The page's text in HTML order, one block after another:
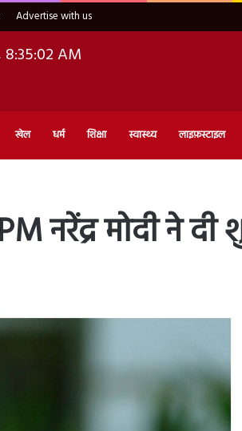
Advertise with us
AM
खेल धर्म शिक्षा स्वास्थ्य लाइफ़स्टाइल
नरेंद्र मोदी ने